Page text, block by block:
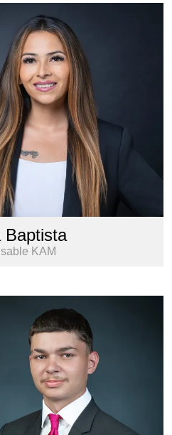
Baptista
KAM